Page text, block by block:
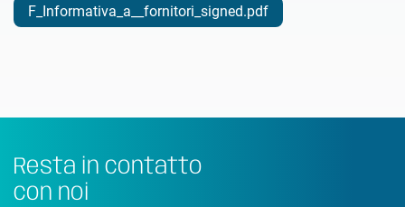
F_Informativa_a__fornitori_signed.pdf
Resta in contatto
con noi